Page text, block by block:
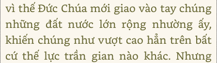
vì thế Đức Chúa mới giao vào tay chúng
những đất nước lớn rộng nhường ấy,
khiến chúng như vượt cao hẳn trên bất
cứ thế lực trần gian nào khác. Nhưng